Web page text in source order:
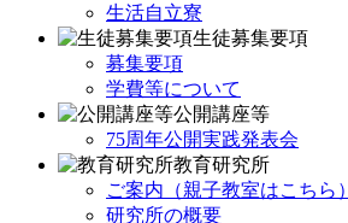
生活自立寮
生徒募集要項
募集要項
学費等について
公開講座等
75周年公開実践発表会
教育研究所
ご案内（親子教室はこちら）
研究所の概要